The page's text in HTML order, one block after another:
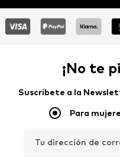
¡No te
Suscríbete a la
Para
Tu dirección de